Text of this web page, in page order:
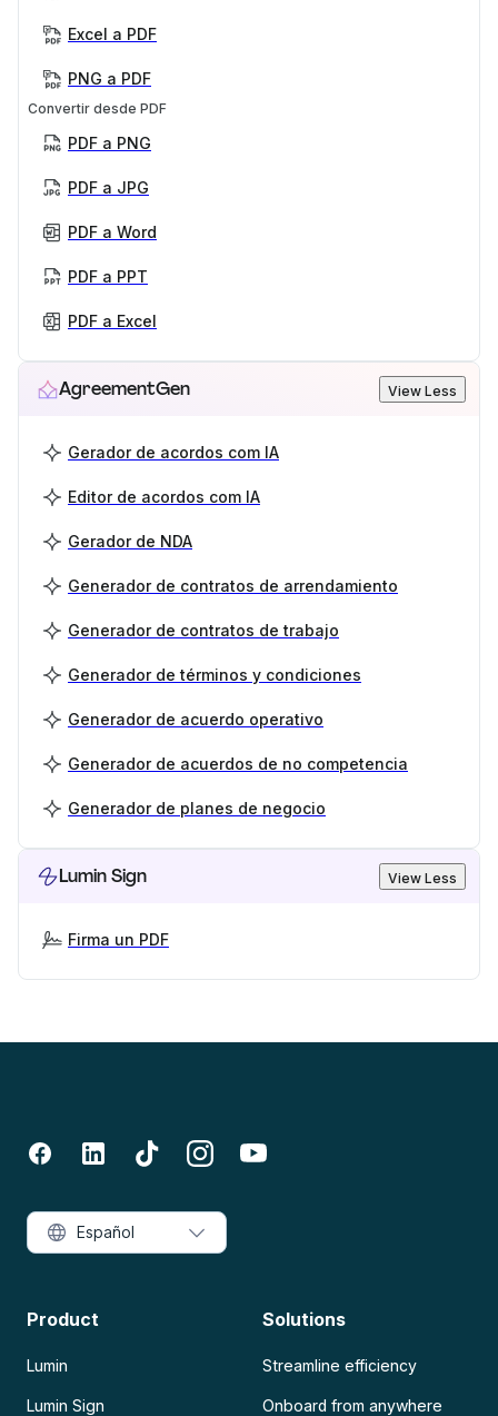
Excel a PDF
PNG a PDF
Convertir desde PDF
PDF a PNG
PDF a JPG
PDF a Word
PDF a PPT
PDF a Excel
AgreementGen View Less
Gerador de acordos com IA
Editor de acordos com IA
Gerador de NDA
Generador de contratos de arrendamiento
Generador de contratos de trabajo
Generador de términos y condiciones
Generador de acuerdo operativo
Generador de acuerdos de no competencia
Generador de planes de negocio
Lumin Sign View Less
Firma un PDF
Product
Lumin
Lumin Sign
Solutions
Streamline efficiency
Onboard from anywhere
Español